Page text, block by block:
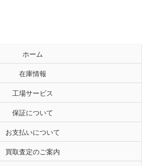
ホーム
在庫情報
工場サービス
保証について
お支払いについて
買取査定のご案内